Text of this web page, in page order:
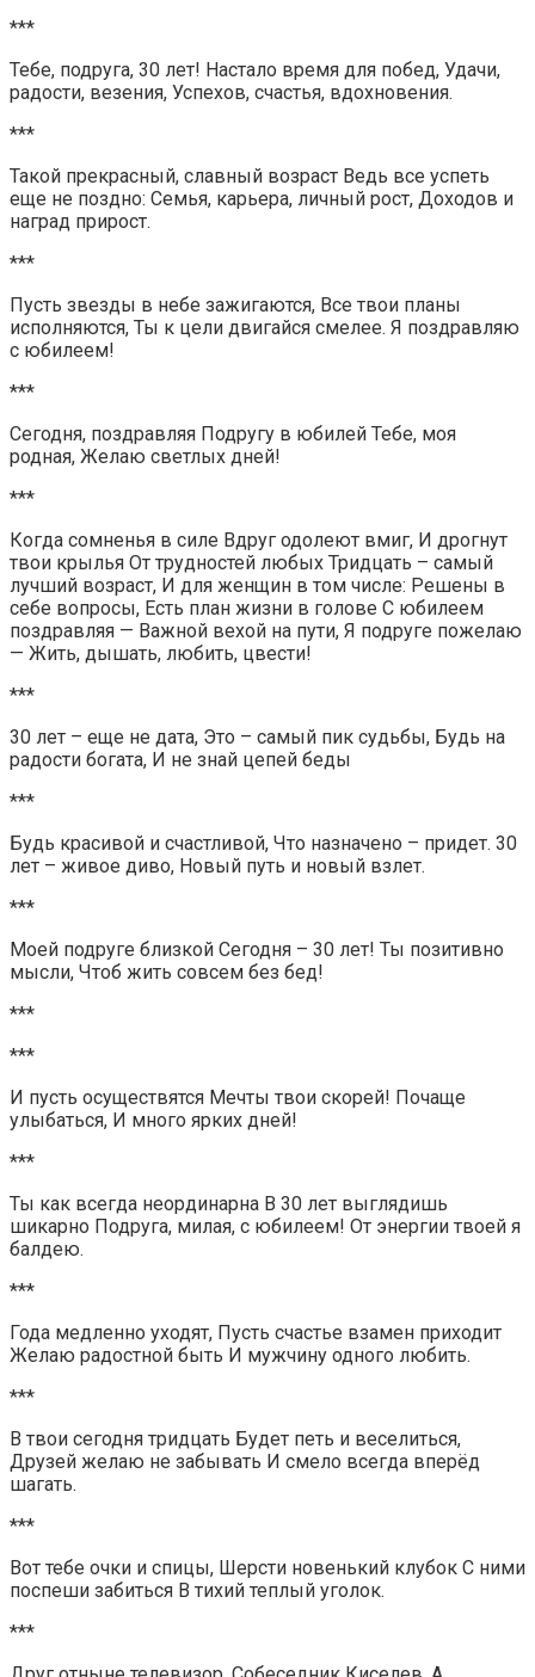
***
Тебе, подруга, 30 лет! Настало время для побед, Удачи,
радости, везения, Успехов, счастья, вдохновения.
***
Такой прекрасный, славный возраст Ведь все успеть
еще не поздно: Семья, карьера, личный рост, Доходов и
наград прирост.
***
Пусть звезды в небе зажигаются, Все твои планы
исполняются, Ты к цели двигайся смелее. Я поздравляю
с юбилеем!
***
Сегодня, поздравляя Подругу в юбилей Тебе, моя
родная, Желаю светлых дней!
***
Когда сомненья в силе Вдруг одолеют вмиг, И дрогнут
твои крылья От трудностей любых Тридцать – самый
лучший возраст, И для женщин в том числе: Решены в
себе вопросы, Есть план жизни в голове С юбилеем
поздравляя — Важной вехой на пути, Я подруге пожелаю
— Жить, дышать, любить, цвести!
***
30 лет – еще не дата, Это – самый пик судьбы, Будь на
радости богата, И не знай цепей беды
***
Будь красивой и счастливой, Что назначено – придет. 30
лет – живое диво, Новый путь и новый взлет.
***
Моей подруге близкой Сегодня – 30 лет! Ты позитивно
мысли, Чтоб жить совсем без бед!
***
***
И пусть осуществятся Мечты твои скорей! Почаще
улыбаться, И много ярких дней!
***
Ты как всегда неординарна В 30 лет выглядишь
шикарно Подруга, милая, с юбилеем! От энергии твоей я
балдею.
***
Года медленно уходят, Пусть счастье взамен приходит
Желаю радостной быть И мужчину одного любить.
***
В твои сегодня тридцать Будет петь и веселиться,
Друзей желаю не забывать И смело всегда вперёд
шагать.
***
Вот тебе очки и спицы, Шерсти новенький клубок С ними
поспеши забиться В тихий теплый уголок.
***